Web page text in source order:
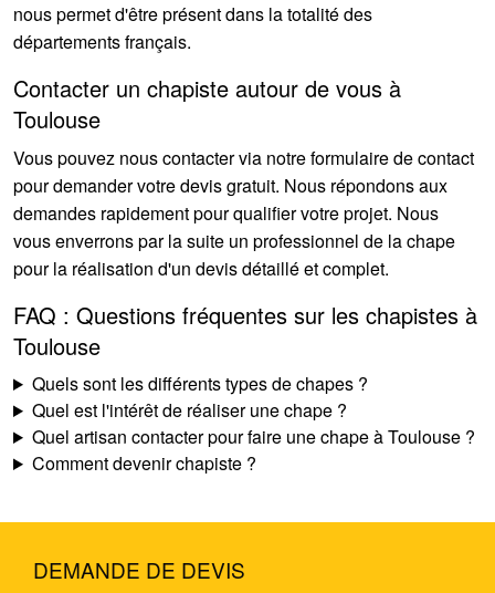
nous permet d'être présent dans la totalité des
départements français.
Contacter un chapiste autour de vous à
Toulouse
Vous pouvez nous contacter via notre formulaire de contact
pour demander votre devis gratuit. Nous répondons aux
demandes rapidement pour qualifier votre projet. Nous
vous enverrons par la suite un professionnel de la chape
pour la réalisation d'un devis détaillé et complet.
FAQ : Questions fréquentes sur les chapistes à
Toulouse
Quels sont les différents types de chapes ?
Quel est l'intérêt de réaliser une chape ?
Quel artisan contacter pour faire une chape à Toulouse ?
Comment devenir chapiste ?
DEMANDE DE DEVIS